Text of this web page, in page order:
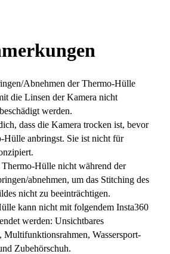
Abnehmen der Thermo-Hülle
die Linsen der Kamera nicht
werden.
dass die Kamera trocken ist, bevor
Hülle anbringst. Sie ist nicht für
Hülle nicht während der
abnehmen, um das Stitching des
nicht zu beeinträchtigen.
kann nicht mit folgendem Insta360
werden: Unsichtbares
Multifunktionsrahmen, Wassersport-
Zubehörschuh.